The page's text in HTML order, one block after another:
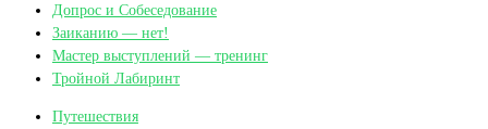
Допрос и Собеседование
Заиканию — нет!
Мастер выступлений — тренинг
Тройной Лабиринт
Путешествия